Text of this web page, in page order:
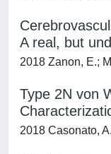
A real, but
2018 Zanon, E.;
Type 2N von
2018 Casonato,